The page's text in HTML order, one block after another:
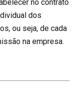
no contrato
dos
ou seja, de cada
na empresa.